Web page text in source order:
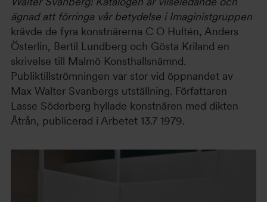
ägnad att förringa vår betydelse i Imaginistgruppen
krävde de fyra konstnärerna C O Hultén, Anders
Österlin, Bertil Lundberg och Gösta Kriland en
skrivelse till Malmö Konsthallsnämnd.
Publiktillströmningen var stor vid öppnandet av
Max Walter Svanbergs utställning. Författaren
Lasse Söderberg hyllade konstnären med dikten
Åtrån, publicerad i Arbetet 13.7 1979.